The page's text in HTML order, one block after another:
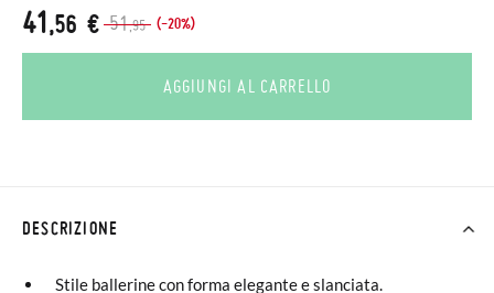
51,95 (-20%)
41,56 €
AGGIUNGI AL CARRELLO
DESCRIZIONE
Stile ballerine con forma elegante e slanciata.